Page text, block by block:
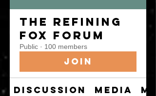
The Refining
Fox Forum
Public · 100 members
Join
Discussion Media